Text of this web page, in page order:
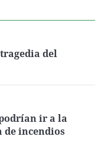
del
ir a la
de incendios